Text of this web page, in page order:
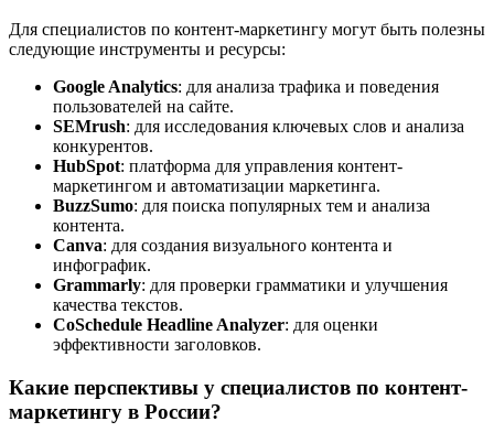
Для специалистов по контент-маркетингу могут быть полезны
следующие инструменты и ресурсы:
Google Analytics: для анализа трафика и поведения
пользователей на сайте.
SEMrush: для исследования ключевых слов и анализа
конкурентов.
HubSpot: платформа для управления контент-
маркетингом и автоматизации маркетинга.
BuzzSumo: для поиска популярных тем и анализа
контента.
Canva: для создания визуального контента и
инфографик.
Grammarly: для проверки грамматики и улучшения
качества текстов.
CoSchedule Headline Analyzer: для оценки
эффективности заголовков.
Какие перспективы у специалистов по контент-
маркетингу в России?